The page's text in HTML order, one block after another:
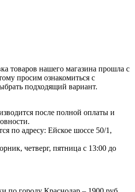
товаров нашего магазина прошла с
просим ознакомиться с
подходящий вариант.
после полной оплаты и
по адресу: Ейское шоссе 50/1,
четверг, пятница с 13:00 до